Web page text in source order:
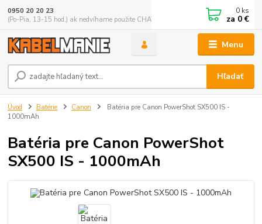
Menu
Hľadať
0950 20 20 23
(Po-Pia, 13-15 hod.) ak nedvíhame použite CHATBOX
0 ks
za 0 €
Úvod Batérie Canon
Batéria pre Canon PowerShot SX500 IS -
1000mAh
Batéria pre Canon PowerShot
SX500 IS - 1000mAh